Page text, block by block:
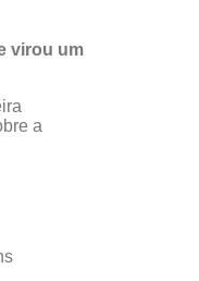
virou um
a